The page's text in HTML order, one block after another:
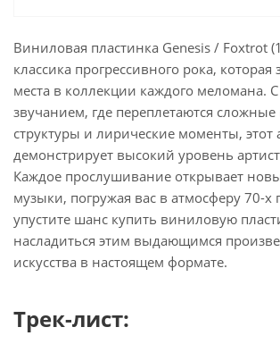
Виниловая пластинка Genesis / Foxtrot
классика прогрессивного рока, которая
места в коллекции каждого меломана.
звучанием, где переплетаются
структуры и лирические моменты, этот
демонстрирует высокий уровень
Каждое прослушивание открывает
музыки, погружая вас в атмосферу 70-х
упустите шанс купить виниловую
насладиться этим выдающимся
искусства в настоящем формате.
Трек-лист: